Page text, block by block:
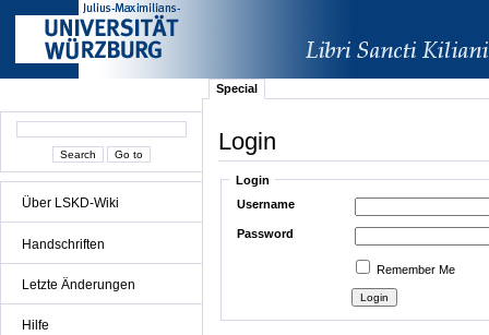
Über LSKD-Wiki
Handschriften
Letzte Änderungen
Hilfe
Special
Login
Login
Username
Password
Remember Me